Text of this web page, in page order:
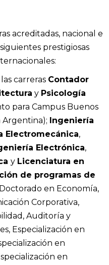
acreditadas, nacional e
prestigiosas
carreras Contador
y Psicología
para Campus Buenos
Argentina); Ingeniería
Electromecánica,
Electrónica,
y Licenciatura en
de programas de
Doctorado en Economía,
Corporativa,
Auditoría y
Especialización en
en
en